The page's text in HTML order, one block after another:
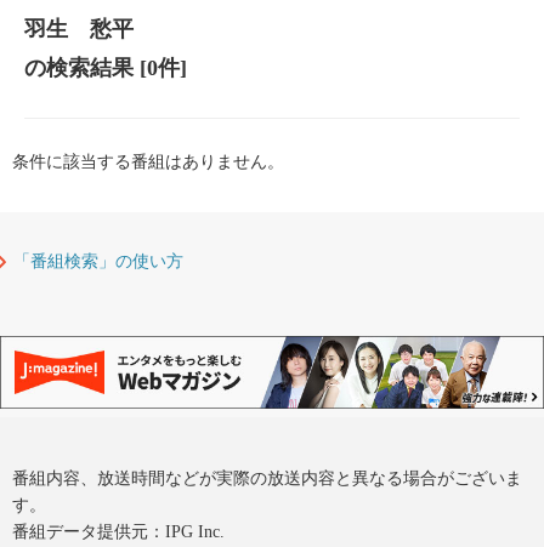
羽生 愁平
の検索結果[0件]
条件に該当する番組はありません。
「番組検索」の使い方
番組内容、放送時間などが実際の放送内容と異なる場合がございま
す。
番組データ提供元：IPG Inc.